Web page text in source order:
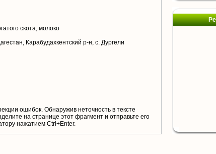
скота, молоко
Карабудахкентский р-н, с. Дургели
ошибок. Обнаружив неточность в тексте
на странице этот фрагмент и отправьте его
нажатием Ctrl+Enter.